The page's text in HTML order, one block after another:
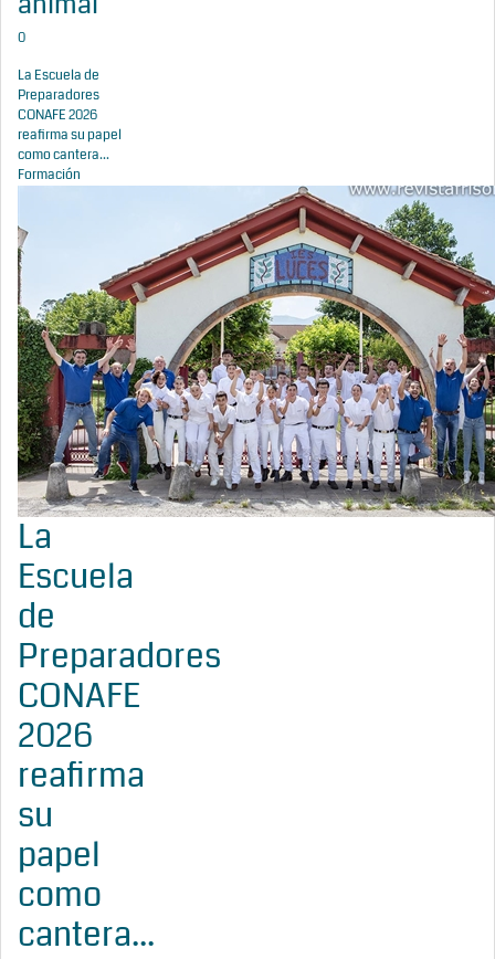
0
La Escuela de
Preparadores
CONAFE 2026
reafirma su papel
como cantera...
Formación
La
Escuela
de
Preparadores
CONAFE
2026
reafirma
su
papel
como
cantera...